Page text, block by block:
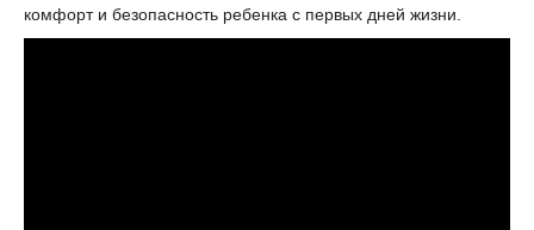
комфорт и безопасность ребенка с первых дней жизни.